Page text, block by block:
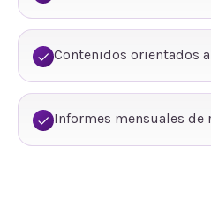
Contenidos orientados
Informes mensuales de